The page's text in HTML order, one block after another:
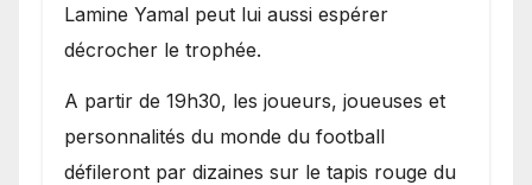
Lamine Yamal peut lui aussi espérer
décrocher le trophée.
A partir de 19h30, les joueurs, joueuses et
personnalités du monde du football
défileront par dizaines sur le tapis rouge du